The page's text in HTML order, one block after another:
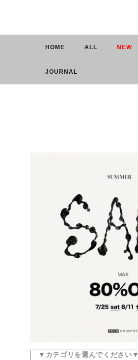
HOME ALL NEW
JOURNAL
▼カテゴリを選んでください▼